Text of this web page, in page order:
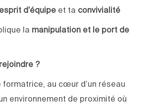
esprit d’équipe et ta convivialité
la manipulation et le port de
?
formatrice, au cœur d’un réseau
environnement de proximité où